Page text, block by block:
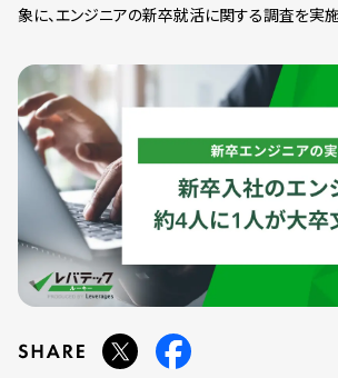
象に、エンジニアの新卒就活に関する調査を実施